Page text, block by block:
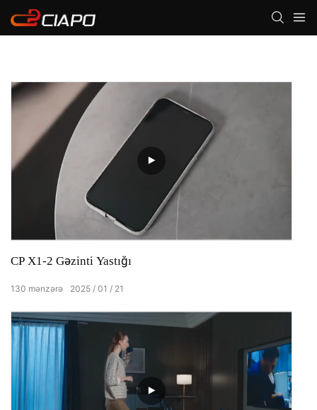
CP X1-2 Gəzinti Yastığı
2025 01 21
130 mənzərə